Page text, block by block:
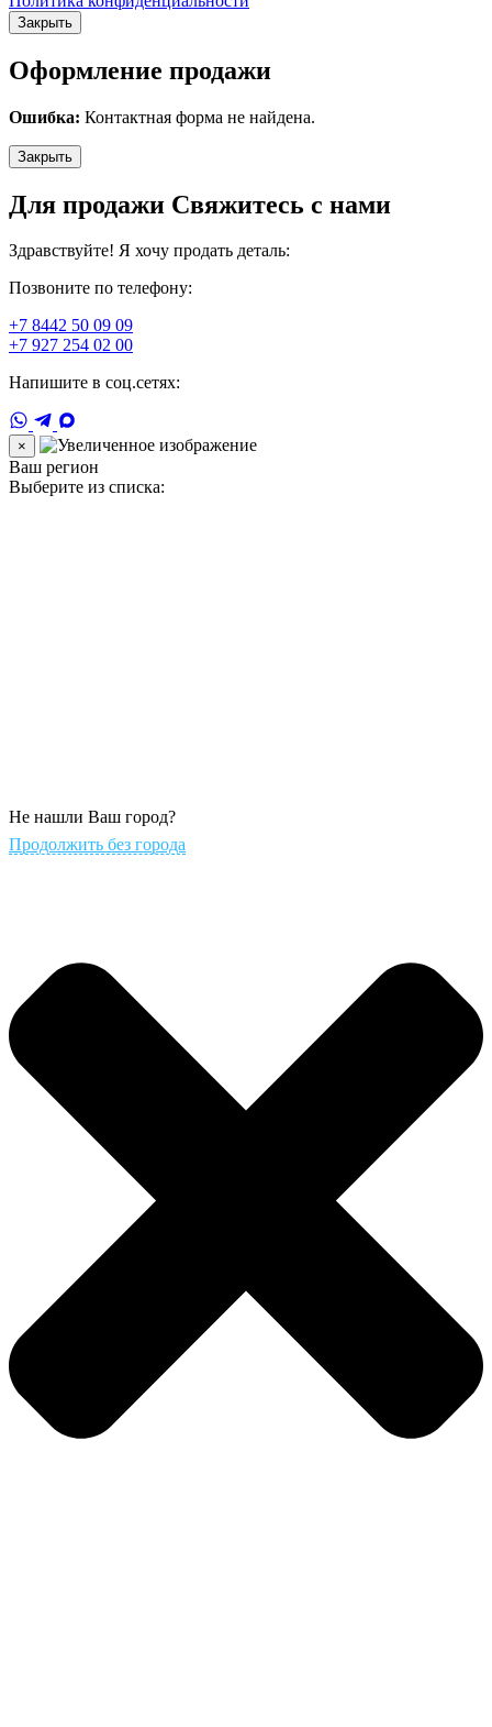
Закрыть
Оформление продажи
Ошибка: Контактная форма не найдена.
Закрыть
Для продажи Свяжитесь с нами
Здравствуйте! Я хочу продать деталь:
Позвоните по телефону:
+7 8442 50 09 09
+7 927 254 02 00
Напишите в соц.сетях:
×
Ваш регион
Выберите из списка:
Не нашли Ваш город?
Продолжить без города